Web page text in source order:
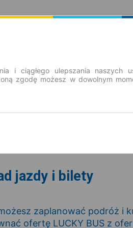
jazdy i bilety
zaplanować podróż i
ofertę LUCKY BUS z
i ciągłego ulepszania naszych
zgodę możesz w dowolnym